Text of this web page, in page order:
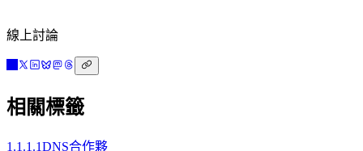
線上討論
相關標籤
1.1.1.1DNS合作夥